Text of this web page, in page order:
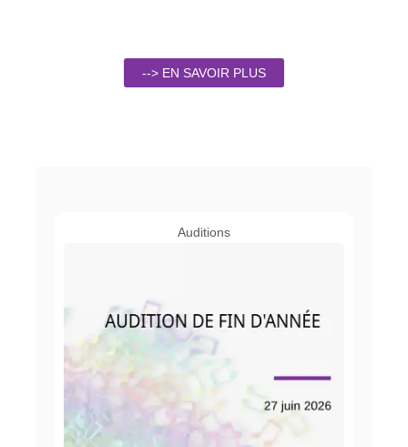
--> EN SAVOIR PLUS
Auditions